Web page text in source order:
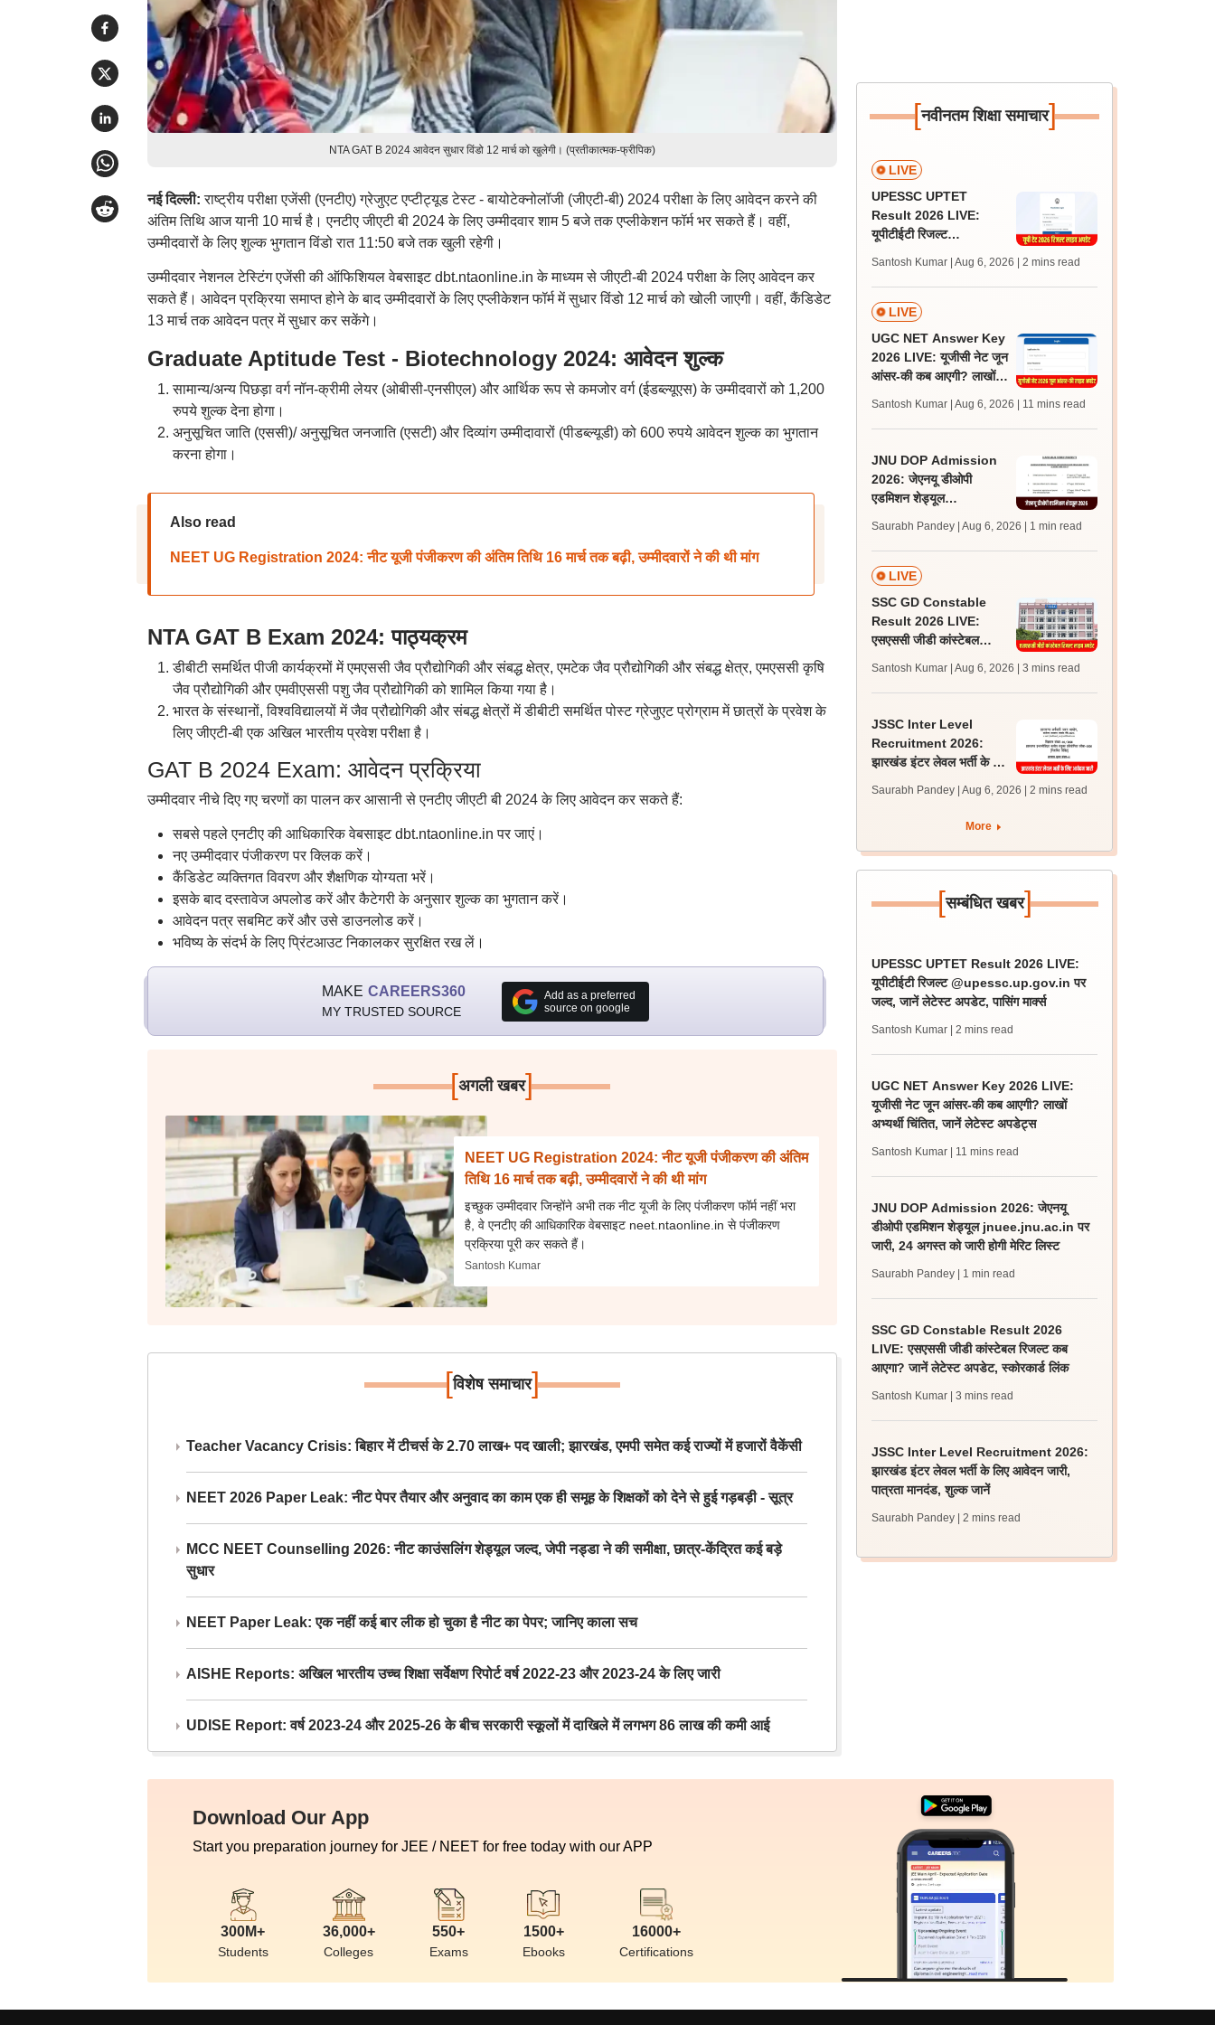
NTA GAT B 2024 आवेदन सुधार विंडो 12 मार्च को खुलेगी। (प्रतीकात्मक-फ्रीपिक)
नई दिल्ली: राष्ट्रीय परीक्षा एजेंसी (एनटीए) ग्रेजुएट एप्टीट्यूड टेस्ट - बायोटेक्नोलॉजी (जीएटी-बी) 2024 परीक्षा के लिए आवेदन करने की
अंतिम तिथि आज यानी 10 मार्च है। एनटीए जीएटी बी 2024 के लिए उम्मीदवार शाम 5 बजे तक एप्लीकेशन फॉर्म भर सकते हैं। वहीं,
उम्मीदवारों के लिए शुल्क भुगतान विंडो रात 11:50 बजे तक खुली रहेगी।
उम्मीदवार नेशनल टेस्टिंग एजेंसी की ऑफिशियल वेबसाइट dbt.ntaonline.in के माध्यम से जीएटी-बी 2024 परीक्षा के लिए आवेदन कर
सकते हैं। आवेदन प्रक्रिया समाप्त होने के बाद उम्मीदवारों के लिए एप्लीकेशन फॉर्म में सुधार विंडो 12 मार्च को खोली जाएगी। वहीं, कैंडिडेट
13 मार्च तक आवेदन पत्र में सुधार कर सकेंगे।
Graduate Aptitude Test - Biotechnology 2024: आवेदन शुल्क
सामान्य/अन्य पिछड़ा वर्ग नॉन-क्रीमी लेयर (ओबीसी-एनसीएल) और आर्थिक रूप से कमजोर वर्ग (ईडब्ल्यूएस) के उम्मीदवारों को 1,200
रुपये शुल्क देना होगा।
अनुसूचित जाति (एससी)/ अनुसूचित जनजाति (एसटी) और दिव्यांग उम्मीदावारों (पीडब्ल्यूडी) को 600 रुपये आवेदन शुल्क का भुगतान
करना होगा।
Also read
NEET UG Registration 2024: नीट यूजी पंजीकरण की अंतिम तिथि 16 मार्च तक बढ़ी, उम्मीदवारों ने की थी मांग
NTA GAT B Exam 2024: पाठ्यक्रम
डीबीटी समर्थित पीजी कार्यक्रमों में एमएससी जैव प्रौद्योगिकी और संबद्ध क्षेत्र, एमटेक जैव प्रौद्योगिकी और संबद्ध क्षेत्र, एमएससी कृषि
जैव प्रौद्योगिकी और एमवीएससी पशु जैव प्रौद्योगिकी को शामिल किया गया है।
भारत के संस्थानों, विश्वविद्यालयों में जैव प्रौद्योगिकी और संबद्ध क्षेत्रों में डीबीटी समर्थित पोस्ट ग्रेजुएट प्रोग्राम में छात्रों के प्रवेश के
लिए जीएटी-बी एक अखिल भारतीय प्रवेश परीक्षा है।
GAT B 2024 Exam: आवेदन प्रक्रिया
उम्मीदवार नीचे दिए गए चरणों का पालन कर आसानी से एनटीए जीएटी बी 2024 के लिए आवेदन कर सकते हैं:
सबसे पहले एनटीए की आधिकारिक वेबसाइट dbt.ntaonline.in पर जाएं।
नए उम्मीदवार पंजीकरण पर क्लिक करें।
कैंडिडेट व्यक्तिगत विवरण और शैक्षणिक योग्यता भरें।
इसके बाद दस्तावेज अपलोड करें और कैटेगरी के अनुसार शुल्क का भुगतान करें।
आवेदन पत्र सबमिट करें और उसे डाउनलोड करें।
भविष्य के संदर्भ के लिए प्रिंटआउट निकालकर सुरक्षित रख लें।
MAKE CAREERS360
MY TRUSTED SOURCE
Add as a preferred
source on google
[अगली खबर]
NEET UG Registration 2024: नीट यूजी पंजीकरण की अंतिम
तिथि 16 मार्च तक बढ़ी, उम्मीदवारों ने की थी मांग
इच्छुक उम्मीदवार जिन्होंने अभी तक नीट यूजी के लिए पंजीकरण फॉर्म नहीं भरा
है, वे एनटीए की आधिकारिक वेबसाइट neet.ntaonline.in से पंजीकरण
प्रक्रिया पूरी कर सकते हैं।
Santosh Kumar
[विशेष समाचार]
Teacher Vacancy Crisis: बिहार में टीचर्स के 2.70 लाख+ पद खाली; झारखंड, एमपी समेत कई राज्यों में हजारों वैकेंसी
NEET 2026 Paper Leak: नीट पेपर तैयार और अनुवाद का काम एक ही समूह के शिक्षकों को देने से हुई गड़बड़ी - सूत्र
MCC NEET Counselling 2026: नीट काउंसलिंग शेड्यूल जल्द, जेपी नड्डा ने की समीक्षा, छात्र-केंद्रित कई बड़े
सुधार
NEET Paper Leak: एक नहीं कई बार लीक हो चुका है नीट का पेपर; जानिए काला सच
AISHE Reports: अखिल भारतीय उच्च शिक्षा सर्वेक्षण रिपोर्ट वर्ष 2022-23 और 2023-24 के लिए जारी
UDISE Report: वर्ष 2023-24 और 2025-26 के बीच सरकारी स्कूलों में दाखिले में लगभग 86 लाख की कमी आई
[नवीनतम शिक्षा समाचार]
LIVE
UPESSC UPTET
Result 2026 LIVE:
यूपीटीईटी रिजल्ट
जल्द, जानें लेटेस्ट अपडेट,
पासिंग मार्क्स
Santosh Kumar | Aug 6, 2026 | 2 mins read
LIVE
UGC NET Answer Key
2026 LIVE: यूजीसी नेट जून
आंसर-की कब आएगी? लाखों
Santosh Kumar | Aug 6, 2026 | 11 mins read
JNU DOP Admission
2026: जेएनयू डीओपी
एडमिशन शेड्यूल
24 अगस्त को जारी होगी मेरिट
लिस्ट
Saurabh Pandey | Aug 6, 2026 | 1 min read
LIVE
SSC GD Constable
Result 2026 LIVE:
एसएससी जीडी कांस्टेबल
लेटेस्ट अपडेट, स्कोरकार्ड लिंक
Santosh Kumar | Aug 6, 2026 | 3 mins read
JSSC Inter Level
Recruitment 2026:
झारखंड इंटर लेवल भर्ती के लिए
Saurabh Pandey | Aug 6, 2026 | 2 mins read
More
[सम्बंधित खबर]
UPESSC UPTET Result 2026 LIVE:
यूपीटीईटी रिजल्ट @upessc.up.gov.in पर
जल्द, जानें लेटेस्ट अपडेट, पासिंग मार्क्स
Santosh Kumar | 2 mins read
UGC NET Answer Key 2026 LIVE:
यूजीसी नेट जून आंसर-की कब आएगी? लाखों
अभ्यर्थी चिंतित, जानें लेटेस्ट अपडेट्स
Santosh Kumar | 11 mins read
JNU DOP Admission 2026: जेएनयू
डीओपी एडमिशन शेड्यूल jnuee.jnu.ac.in पर
जारी, 24 अगस्त को जारी होगी मेरिट लिस्ट
Saurabh Pandey | 1 min read
SSC GD Constable Result 2026
LIVE: एसएससी जीडी कांस्टेबल रिजल्ट कब
आएगा? जानें लेटेस्ट अपडेट, स्कोरकार्ड लिंक
Santosh Kumar | 3 mins read
JSSC Inter Level Recruitment 2026:
झारखंड इंटर लेवल भर्ती के लिए आवेदन जारी,
पात्रता मानदंड, शुल्क जानें
Saurabh Pandey | 2 mins read
Download Our App
Start you preparation journey for JEE / NEET for free today with our APP
300M+
Students
36,000+
Colleges
550+
Exams
1500+
Ebooks
16000+
Certifications